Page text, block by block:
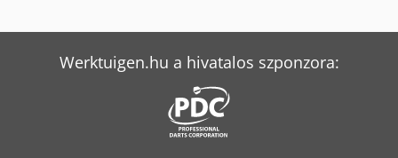
Werktuigen.hu a hivatalos szponzora: